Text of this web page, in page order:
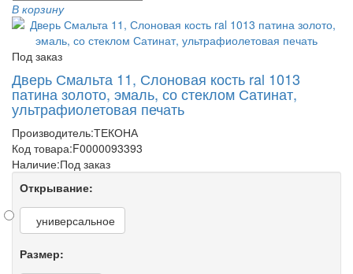
В корзину
Под заказ
Дверь Смальта 11, Слоновая кость ral 1013
патина золото, эмаль, со стеклом Сатинат,
ультрафиолетовая печать
Производитель:ТЕКОНА
Код товара:F0000093393
Наличие:Под заказ
Открывание:
универсальное
Размер: